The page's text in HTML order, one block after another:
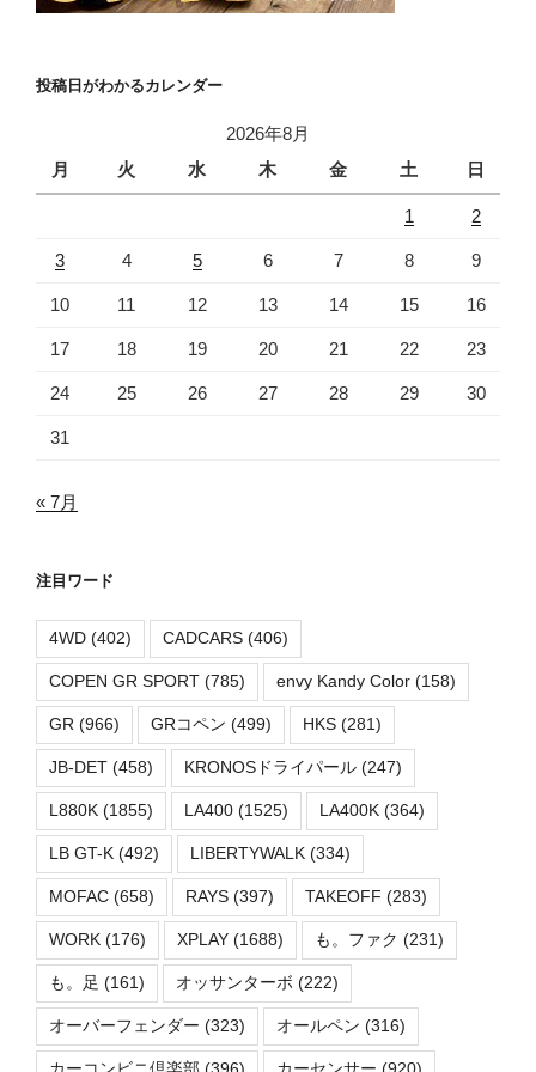
投稿日がわかるカレンダー
2026年8月
月
火 水 木 金 土 日
1 2
3 4 5 6 7 8 9
10 11 12 13 14 15 16
17 18 19 20 21 22 23
24 25 26 27 28 29 30
31
« 7月
注目ワード
4WD (402) CADCARS (406)
COPEN GR SPORT (785) envy Kandy Color (158)
GR (966) GRコペン (499) HKS (281)
JB-DET (458) KRONOSドライパール (247)
L880K (1855) LA400 (1525) LA400K (364)
LB GT-K (492) LIBERTYWALK (334)
MOFAC (658) RAYS (397) TAKEOFF (283)
WORK (176) XPLAY (1688) も。ファク (231)
も。足 (161) オッサンターボ (222)
オーバーフェンダー (323) オールペン (316)